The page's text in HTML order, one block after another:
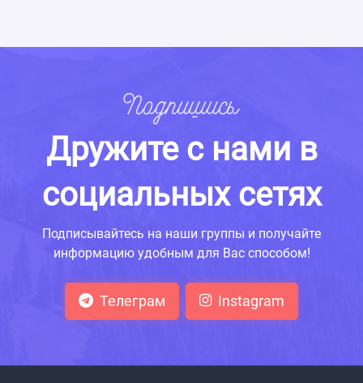
Подпишись
Дружите с нами в
социальных сетях
Подписывайтесь на наши группы и получайте
информацию удобным для Вас способом!
Телеграм Instagram